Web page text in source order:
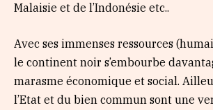
Malaisie et de l’Indonésie etc..
Avec ses immenses ressources
le continent noir s’embourbe
marasme économique et social.
l’Etat et du bien commun sont une